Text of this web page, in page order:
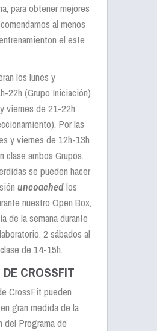
para obtener mejores
al menos
el este
los lunes y
22h (Grupo Iniciación)
viernes de 21-22h
Por las
y viernes de 12h-13h
clase ambos Grupos.
se pueden hacer
uncoachedlos
nuestro Open Box,
de la semana durante
2 sábados al
de 14-15h.
CROSSFIT
CrossFit pueden
gran medida de la
del Programa de